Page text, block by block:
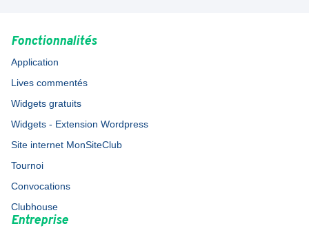
Fonctionnalités
Application
Lives commentés
Widgets gratuits
Widgets - Extension Wordpress
Site internet MonSiteClub
Tournoi
Convocations
Clubhouse
Entreprise